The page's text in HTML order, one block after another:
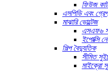
ফিউজ
এসপিডি এবং
মাঝারি ভোল্টেজ
এসএফ৬
ইপোক্সি
শিল্প বৈদ্যুতিক
সীমিত
মাইক্রো